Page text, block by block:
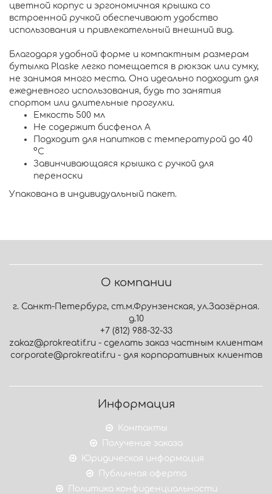
цветной корпус и эргономичная крышка со
встроенной ручкой обеспечивают удобство
использования и привлекательный внешний вид.
Благодаря удобной форме и компактным размерам
бутылка Plaske легко помещается в рюкзак или сумку,
не занимая много места. Она идеально подходит для
ежедневного использования, будь то занятия
спортом или длительные прогулки.
Емкость 500 мл
Не содержит бисфенол А
Подходит для напитков с температурой до 40
°C
Завинчивающаяся крышка с ручкой для
переноски
Упакована в индивидуальный пакет.
О компании
г. Санкт-Петербург, ст.м.Фрунзенская, ул.Заозёрная.
д.10
+7 (812) 988-32-33
zakaz@prokreatif.ru - сделать заказ частным клиентам
corporate@prokreatif.ru - для корпоративных клиентов
Информация
Контакты
Получение заказа
Юридическая информация
Публичная оферта
Политика конфиденциальности